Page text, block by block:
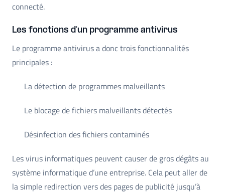
connecté.
Les fonctions d’un programme antivirus
Le programme antivirus a donc trois fonctionnalités
principales :
La détection de programmes malveillants
Le blocage de fichiers malveillants détectés
Désinfection des fichiers contaminés
Les virus informatiques peuvent causer de gros dégâts au
système informatique d’une entreprise. Cela peut aller de
la simple redirection vers des pages de publicité jusqu’à